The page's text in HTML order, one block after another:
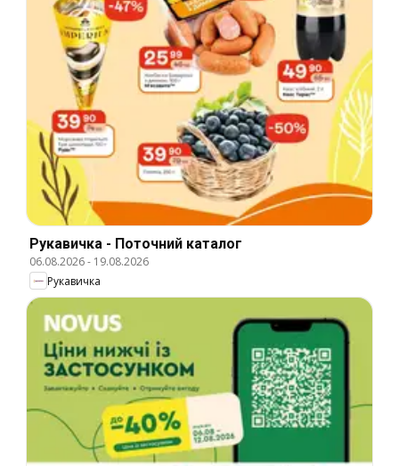
Рукавичка - Поточний каталог
06.08.2026- 19.08.2026
Рукавичка